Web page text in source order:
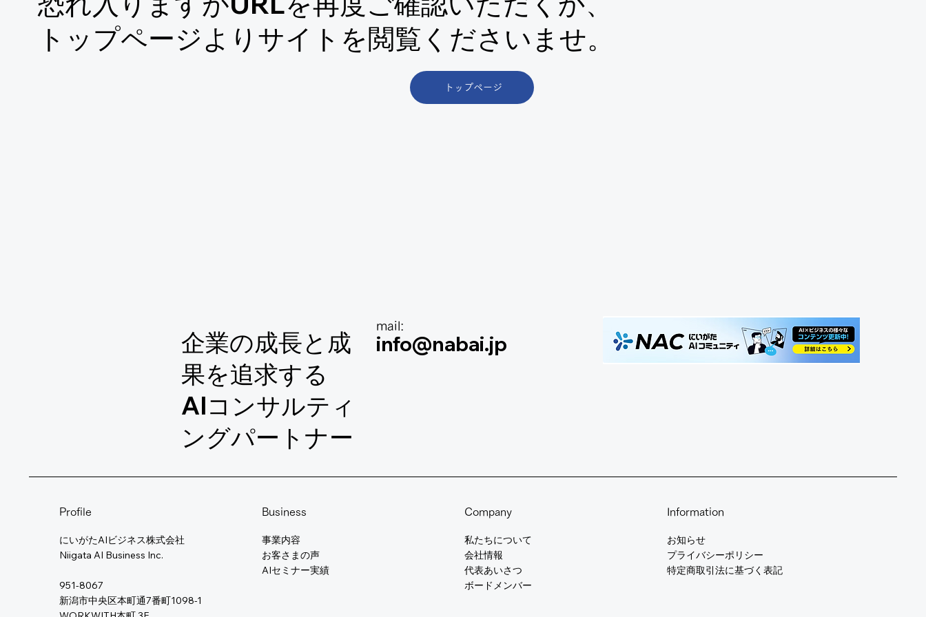
​トップページよりサイトを閲覧くださいませ。
トップページ
企業の成長と成
果を追求する
AIコンサルティ
ングパートナー
mail:
info@nabai.jp
Profile
にいがたAIビジネス株式会社
Niigata AI Business Inc.
951-8067
新潟市中央区本町通7番町1098-1
Business
事業内容
​お客さまの声
AIセミナー実績
Company
​私たちについて
会社情報
​代表あいさつ
​ボードメンバー
Information
お知らせ​
​プライバシーポリシー
特定商取引法に基づく表記